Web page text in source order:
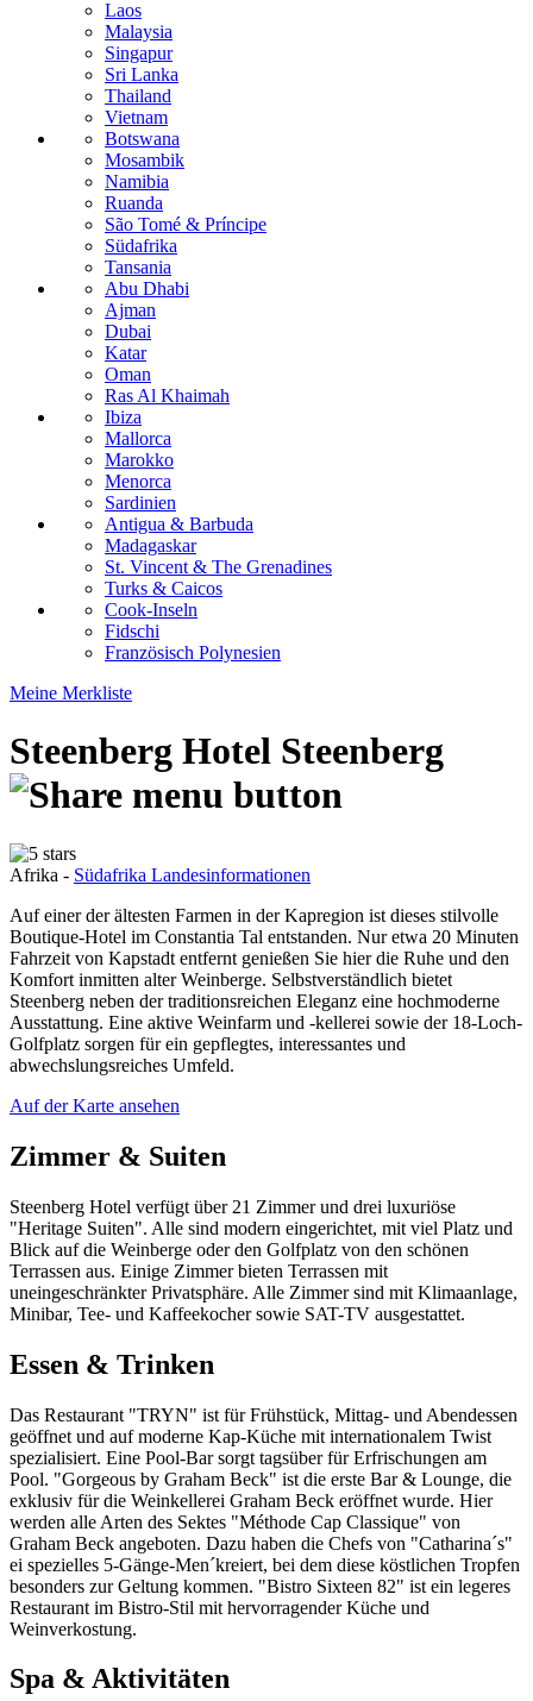
Laos
Malaysia
Singapur
Sri Lanka
Thailand
Vietnam
Botswana
Mosambik
Namibia
Ruanda
São Tomé & Príncipe
Südafrika
Tansania
Abu Dhabi
Ajman
Dubai
Katar
Oman
Ras Al Khaimah
Ibiza
Mallorca
Marokko
Menorca
Sardinien
Antigua & Barbuda
Madagaskar
St. Vincent & The Grenadines
Turks & Caicos
Cook-Inseln
Fidschi
Französisch Polynesien
Meine Merkliste
Steenberg Hotel Steenberg
Afrika - Südafrika Landesinformationen
Auf einer der ältesten Farmen in der Kapregion ist dieses stilvolle
Boutique-Hotel im Constantia Tal entstanden. Nur etwa 20 Minuten
Fahrzeit von Kapstadt entfernt genießen Sie hier die Ruhe und den
Komfort inmitten alter Weinberge. Selbstverständlich bietet
Steenberg neben der traditionsreichen Eleganz eine hochmoderne
Ausstattung. Eine aktive Weinfarm und -kellerei sowie der 18-Loch-
Golfplatz sorgen für ein gepflegtes, interessantes und
abwechslungsreiches Umfeld.
Auf der Karte ansehen
Zimmer & Suiten
Steenberg Hotel verfügt über 21 Zimmer und drei luxuriöse
"Heritage Suiten". Alle sind modern eingerichtet, mit viel Platz und
Blick auf die Weinberge oder den Golfplatz von den schönen
Terrassen aus. Einige Zimmer bieten Terrassen mit
uneingeschränkter Privatsphäre. Alle Zimmer sind mit Klimaanlage,
Minibar, Tee- und Kaffeekocher sowie SAT-TV ausgestattet.
Essen & Trinken
Das Restaurant "TRYN" ist für Frühstück, Mittag- und Abendessen
geöffnet und auf moderne Kap-Küche mit internationalem Twist
spezialisiert. Eine Pool-Bar sorgt tagsüber für Erfrischungen am
Pool. "Gorgeous by Graham Beck" ist die erste Bar & Lounge, die
exklusiv für die Weinkellerei Graham Beck eröffnet wurde. Hier
werden alle Arten des Sektes "Méthode Cap Classique" von
Graham Beck angeboten. Dazu haben die Chefs von "Catharina´s"
ei spezielles 5-Gänge-Men´kreiert, bei dem diese köstlichen Tropfen
besonders zur Geltung kommen. "Bistro Sixteen 82" ist ein legeres
Restaurant im Bistro-Stil mit hervorragender Küche und
Weinverkostung.
Spa & Aktivitäten